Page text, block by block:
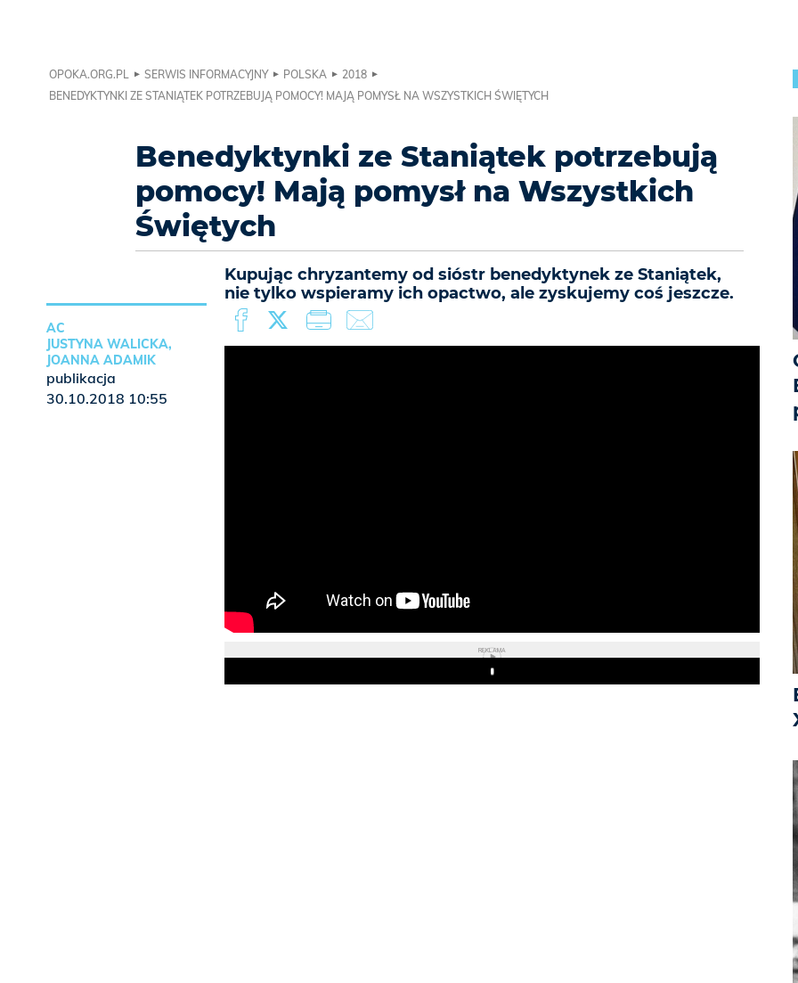
OPOKA.ORG.PL SERWIS INFORMACYJNY POLSKA
2018
BENEDYKTYNKI ZE STANIĄTEK POTRZEBUJĄ POMOCY! MAJĄ POMYSŁ NA WSZYSTKICH ŚWIĘTYCH
Benedyktynki ze Staniątek potrzebują
pomocy! Mają pomysł na Wszystkich
Świętych
Kupując chryzantemy od sióstr benedyktynek ze Staniątek,
nie tylko wspieramy ich opactwo, ale zyskujemy coś jeszcze.
REKLAMA
Play
AC
JUSTYNA WALICKA,
JOANNA ADAMIK
publikacja
30.10.2018 10:55